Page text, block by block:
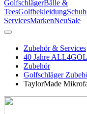
GolfschlägerBälle &
TeesGolfbekleidung
ServicesMarkenNeuSale
Zubehör & Services
40 Jahre
Zubehör
Golfschläger
TaylorMade